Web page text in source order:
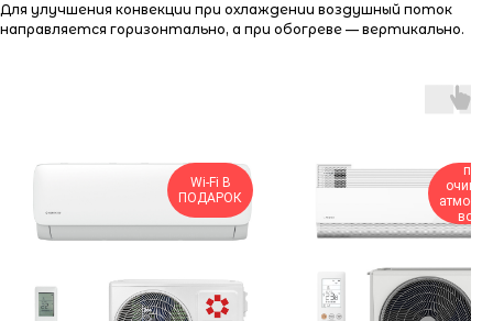
Для улучшения конвекции при охлаждении воздушный поток
направляется горизонтально, а при обогреве — вертикально.
Wi-Fi В
ПОДАРОК